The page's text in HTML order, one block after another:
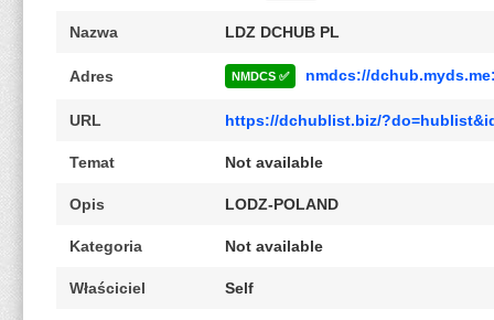
Nazwa LDZ DCHUB PL
Adres NMDCS ✅ nmdcs://
URL https://dchublist.biz/
Temat Not available
Opis LODZ-POLAND
Kategoria Not available
Właściciel Self